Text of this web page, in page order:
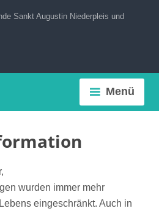
Sankt Augustin Niederpleis und
Menü
wurden immer mehr
eingeschränkt. Auch in